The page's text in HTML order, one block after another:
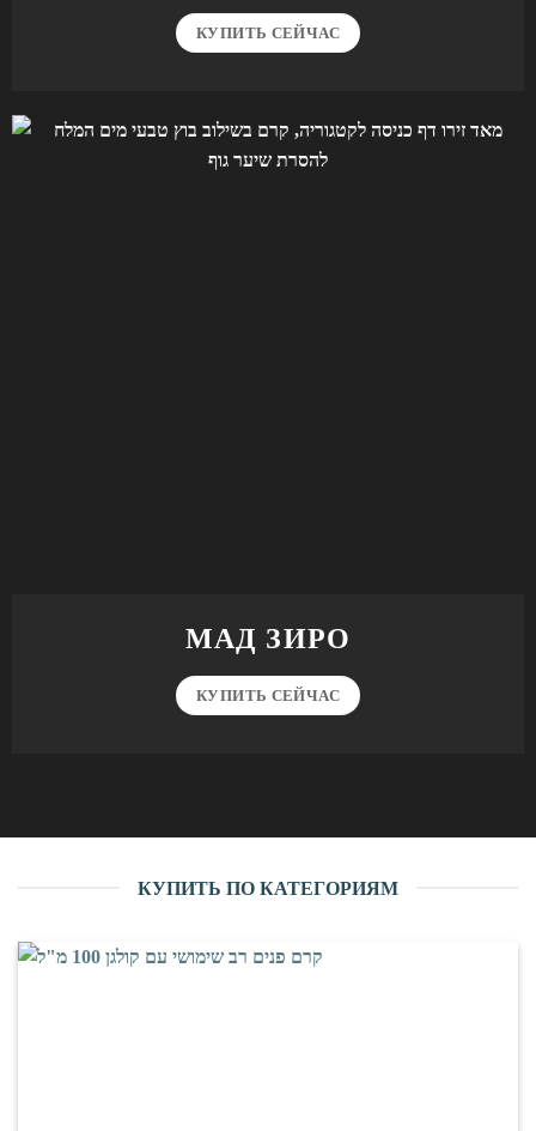
КУПИТЬ СЕЙЧАС
МАД ЗИРО
КУПИТЬ СЕЙЧАС
КУПИТЬ ПО КАТЕГОРИЯМ